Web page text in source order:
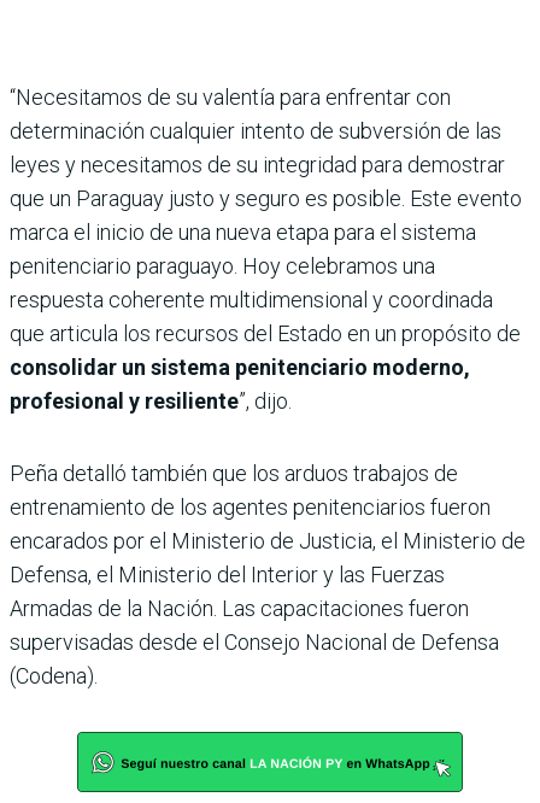
“Necesitamos de su valentía para enfrentar con
determinación cualquier intento de subversión de las
leyes y necesitamos de su integridad para demostrar
que un Paraguay justo y seguro es posible. Este evento
marca el inicio de una nueva etapa para el sistema
penitenciario paraguayo. Hoy celebramos una
respuesta coherente multidimensional y coordinada
que articula los recursos del Estado en un propósito de
consolidar un sistema penitenciario moderno,
profesional y resiliente”, dijo.
Peña detalló también que los arduos trabajos de
entrenamiento de los agentes penitenciarios fueron
encarados por el Ministerio de Justicia, el Ministerio de
Defensa, el Ministerio del Interior y las Fuerzas
Armadas de la Nación. Las capacitaciones fueron
supervisadas desde el Consejo Nacional de Defensa
(Codena).